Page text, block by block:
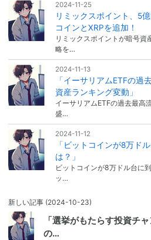
2024-11-25
リミックスポイント、5
コインとXRPを追加！
リミックスポイントが暗号資
略を…
2024-11-13
「イーサリアムETFの過
資産ランキング変動」
イーサリアムETFの過去最高
盛…
2024-11-12
「ビットコインが8万ド
は？」
ビットコインが8万ドル台に
ッ…
新しい記事 (2024-10-23)
「選挙がもたらす投資チ
の…